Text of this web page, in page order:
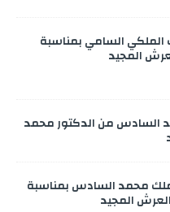
الملكي السامي بمناسبة
السادس من الدكتور محمد
محمد السادس بمناسبة
المجيد